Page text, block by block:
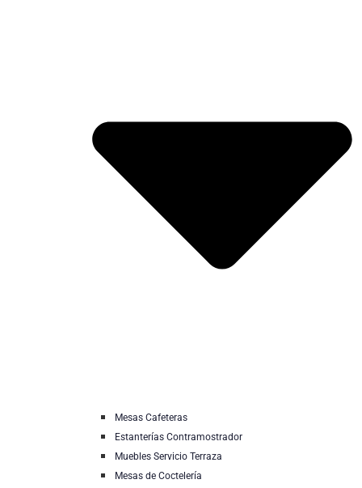
Mesas Cafeteras
Estanterías Contramostrador
Muebles Servicio Terraza
Mesas de Coctelería